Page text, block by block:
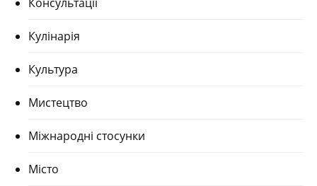
Кулінарія
Культура
Мистецтво
Міжнародні стосунки
Місто